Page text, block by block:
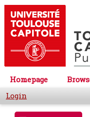
Homepage
Login